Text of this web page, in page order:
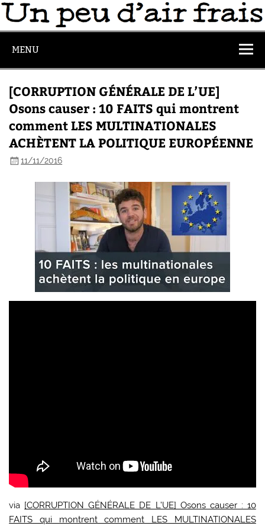
MENU
[CORRUPTION GÉNÉRALE DE L’UE]
Osons causer : 10 FAITS qui montrent
comment LES MULTINATIONALES
ACHÈTENT LA POLITIQUE EUROPÉENNE
11/11/2016
via [CORRUPTION GÉNÉRALE DE L’UE] Osons causer : 10
FAITS qui montrent comment LES MULTINATIONALES